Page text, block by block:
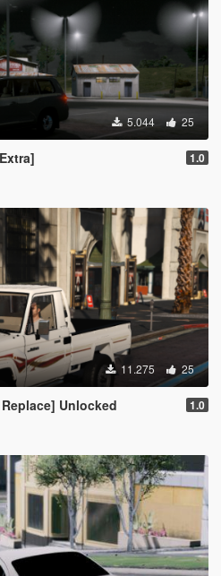
5.044 25
1.0
11.275 25
Unlocked 1.0